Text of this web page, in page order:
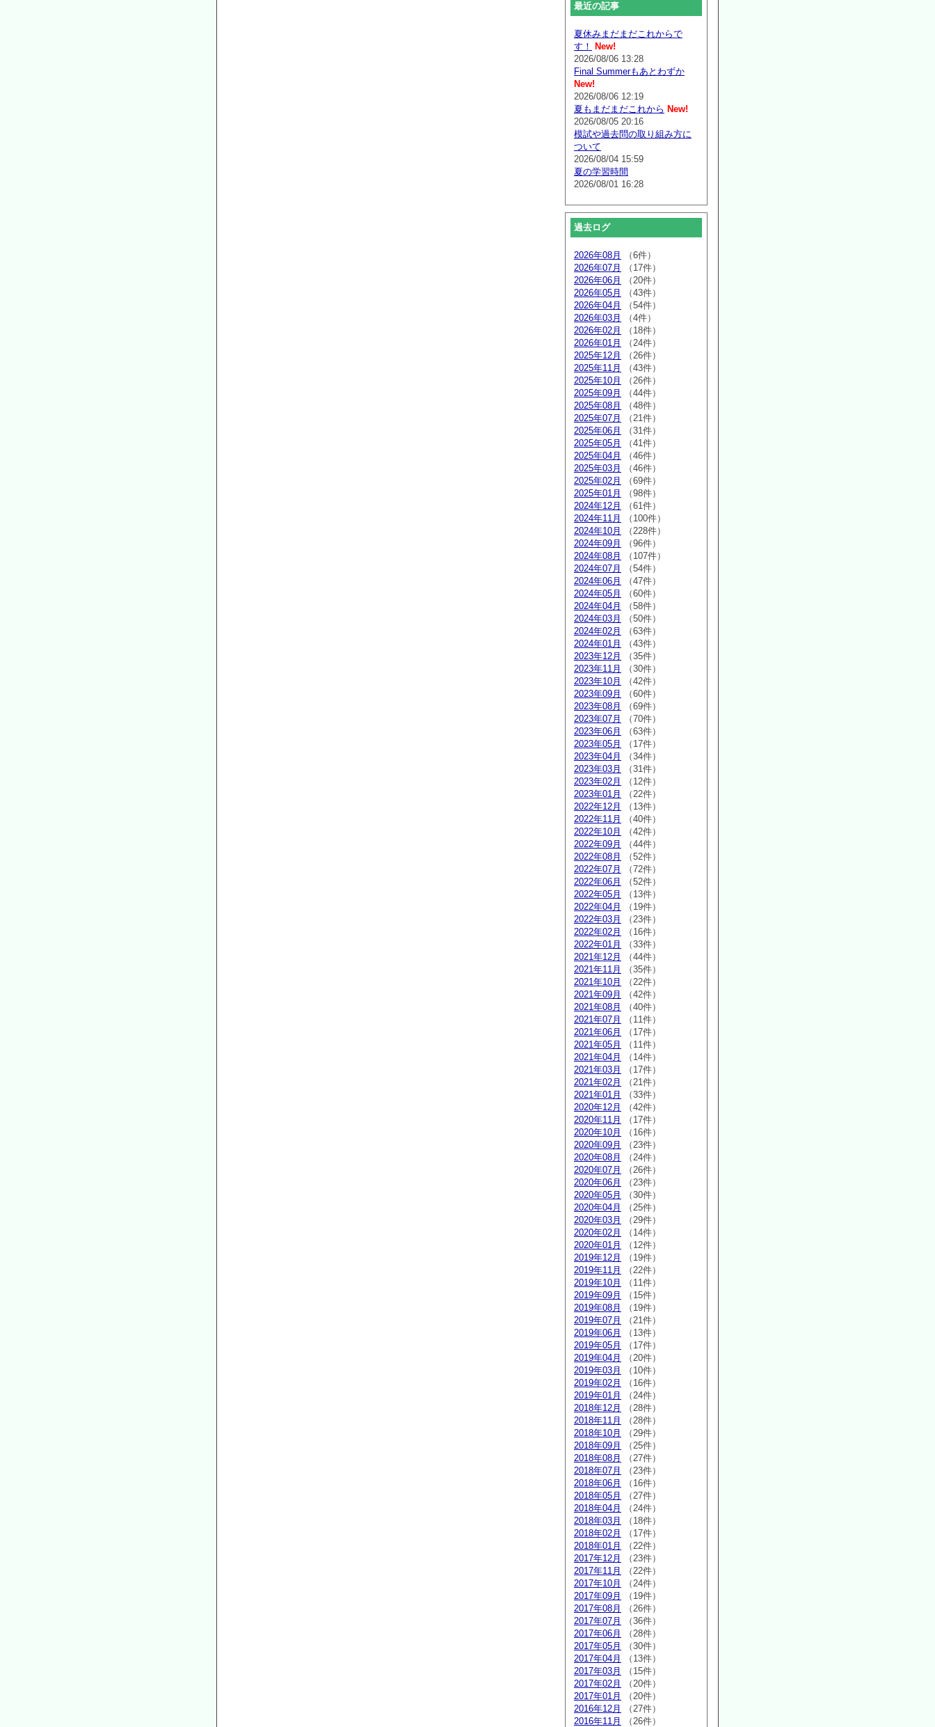
最近の記事
夏休みまだまだこれからで
す！
New!
2026/08/06 13:28
Final Summerもあとわずか
New!
2026/08/06 12:19
夏もまだまだこれから New!
2026/08/05 20:16
模試や過去問の取り組み方に
ついて
2026/08/04 15:59
夏の学習時間
2026/08/01 16:28
過去ログ
2026年08月
（6件）
2026年07月
（17件）
2026年06月
（20件）
2026年05月
（43件）
2026年04月
（54件）
2026年03月
（4件）
2026年02月
（18件）
2026年01月
（24件）
2025年12月
（26件）
2025年11月
（43件）
2025年10月
（26件）
2025年09月
（44件）
2025年08月
（48件）
2025年07月
（21件）
2025年06月
（31件）
2025年05月
（41件）
2025年04月
（46件）
2025年03月
（46件）
2025年02月
（69件）
2025年01月
（98件）
2024年12月
（61件）
2024年11月
（100件）
2024年10月
（228件）
2024年09月
（96件）
2024年08月
（107件）
2024年07月
（54件）
2024年06月
（47件）
2024年05月
（60件）
2024年04月
（58件）
2024年03月
（50件）
2024年02月
（63件）
2024年01月
（43件）
2023年12月
（35件）
2023年11月
（30件）
2023年10月
（42件）
2023年09月
（60件）
2023年08月
（69件）
2023年07月
（70件）
2023年06月
（63件）
2023年05月
（17件）
2023年04月
（34件）
2023年03月
（31件）
2023年02月
（12件）
2023年01月
（22件）
2022年12月
（13件）
2022年11月
（40件）
2022年10月
（42件）
2022年09月
（44件）
2022年08月
（52件）
2022年07月
（72件）
2022年06月
（52件）
2022年05月
（13件）
2022年04月
（19件）
2022年03月
（23件）
2022年02月
（16件）
2022年01月
（33件）
2021年12月
（44件）
2021年11月
（35件）
2021年10月
（22件）
2021年09月
（42件）
2021年08月
（40件）
2021年07月
（11件）
2021年06月
（17件）
2021年05月
（11件）
2021年04月
（14件）
2021年03月
（17件）
2021年02月
（21件）
2021年01月
（33件）
2020年12月
（42件）
2020年11月
（17件）
2020年10月
（16件）
2020年09月
（23件）
2020年08月
（24件）
2020年07月
（26件）
2020年06月
（23件）
2020年05月
（30件）
2020年04月
（25件）
2020年03月
（29件）
2020年02月
（14件）
2020年01月
（12件）
2019年12月
（19件）
2019年11月
（22件）
2019年10月
（11件）
2019年09月
（15件）
2019年08月
（19件）
2019年07月
（21件）
2019年06月
（13件）
2019年05月
（17件）
2019年04月
（20件）
2019年03月
（10件）
2019年02月
（16件）
2019年01月
（24件）
2018年12月
（28件）
2018年11月
（28件）
2018年10月
（29件）
2018年09月
（25件）
2018年08月
（27件）
2018年07月
（23件）
2018年06月
（16件）
2018年05月
（27件）
2018年04月
（24件）
2018年03月
（18件）
2018年02月
（17件）
2018年01月
（22件）
2017年12月
（23件）
2017年11月
（22件）
2017年10月
（24件）
2017年09月
（19件）
2017年08月
（26件）
2017年07月
（36件）
2017年06月
（28件）
2017年05月
（30件）
2017年04月
（13件）
2017年03月
（15件）
2017年02月
（20件）
2017年01月
（20件）
2016年12月
（27件）
2016年11月
（26件）